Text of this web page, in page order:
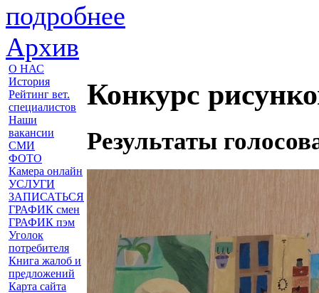
подробнее
Архив
О НАС
История
Рейтинг вет.
специалистов
Наши
вакансии
СМИ
ФОТО
Камера онлайн
УСЛУГИ
ЗАПИСАТЬСЯ
ГРАФИК смен
ГРАФИК пэм
Уголок
потребителя
Книга жалоб и
предложений
Карта сайта
Конкурс
Результаты